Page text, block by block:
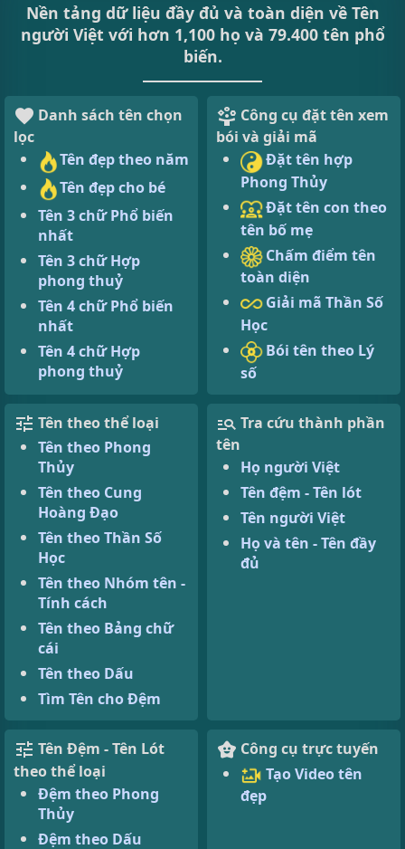
Nền tảng dữ liệu đầy đủ và toàn diện về Tên
người Việt với hơn 1,100 họ và 79.400 tên phổ
biến.
Danh sách tên chọn
lọc
Tên đẹp theo năm
Tên đẹp cho bé
Tên 3 chữ Phổ biến
nhất
Tên 3 chữ Hợp
phong thuỷ
Tên 4 chữ Phổ biến
nhất
Tên 4 chữ Hợp
phong thuỷ
Công cụ đặt tên xem
bói và giải mã
Đặt tên hợp
Phong Thủy
Đặt tên con theo
tên bố mẹ
Chấm điểm tên
toàn diện
Giải mã Thần Số
Học
Bói tên theo Lý
số
Tên theo thể loại
Tên theo Phong
Thủy
Tên theo Cung
Hoàng Đạo
Tên theo Thần Số
Học
Tên theo Nhóm tên -
Tính cách
Tên theo Bảng chữ
cái
Tên theo Dấu
Tìm Tên cho Đệm
Tra cứu thành phần
tên
Họ người Việt
Tên đệm - Tên lót
Tên người Việt
Họ và tên - Tên đầy
đủ
Tên Đệm - Tên Lót
theo thể loại
Đệm theo Phong
Thủy
Đệm theo Dấu
Công cụ trực tuyến
Tạo Video tên
đẹp